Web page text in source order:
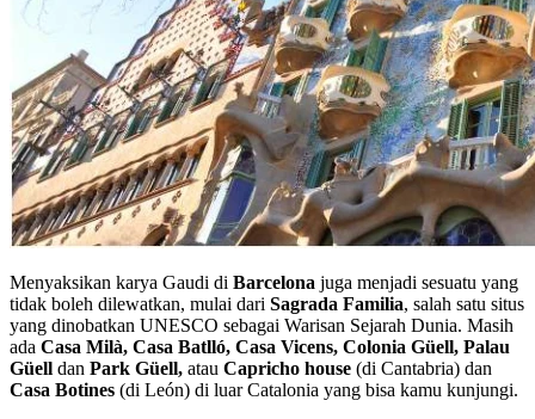
Menyaksikan karya Gaudi di Barcelona juga menjadi sesuatu yang
tidak boleh dilewatkan, mulai dari Sagrada Familia, salah satu situs
yang dinobatkan UNESCO sebagai Warisan Sejarah Dunia. Masih
ada Casa Milà, Casa Batlló, Casa Vicens, Colonia Güell, Palau
Güell dan Park Güell, atau Capricho house (di Cantabria) dan
Casa Botines (di León) di luar Catalonia yang bisa kamu kunjungi.